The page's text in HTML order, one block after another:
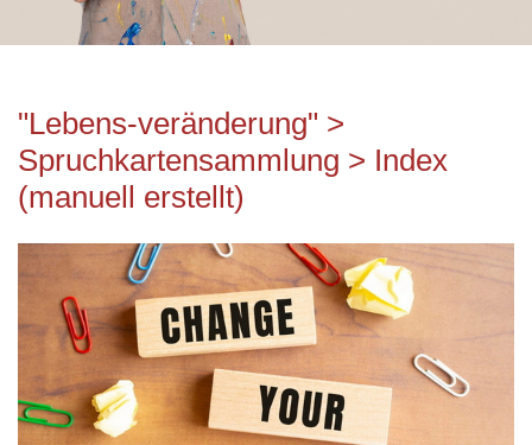
"Lebens-veränderung" >
Spruchkartensammlung > Index
(manuell erstellt)